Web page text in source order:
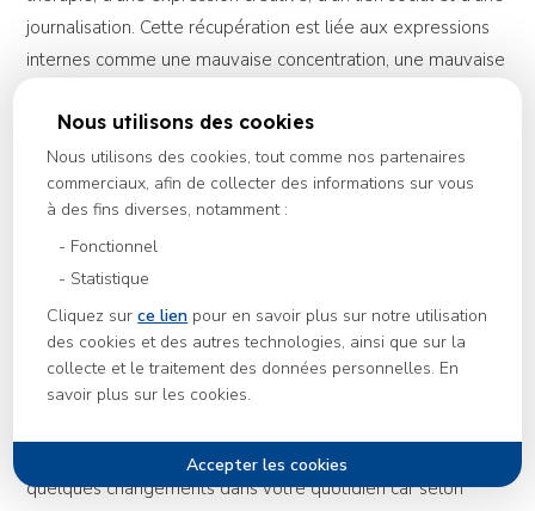
journalisation. Cette récupération est liée aux expressions
internes comme une mauvaise concentration, une mauvaise
La récupération est interne pour une personne souffrant de
des tensions musculaires, des maux de têtes ou une fatigue
chronique. Vous pouvez guérir ces problèmes à l’aide d’une
bonne hydratation, une alimentation saine et équilibrée et
un sommeil récupérateur.
Récupération quotidienne
La récupération quotidienne consiste à procéder à
quelques changements dans votre quotidien car selon
Nous utilisons des cookies
Nous utilisons des cookies, tout comme nos partenaires
commerciaux, afin de collecter des informations sur vous
à des fins diverses, notamment :
Fonctionnel
Statistique
Cliquez surce lien pour en savoir plus sur notre utilisation
des cookies et des autres technologies, ainsi que sur la
collecte et le traitement des données personnelles. En
savoir plus sur les cookies.